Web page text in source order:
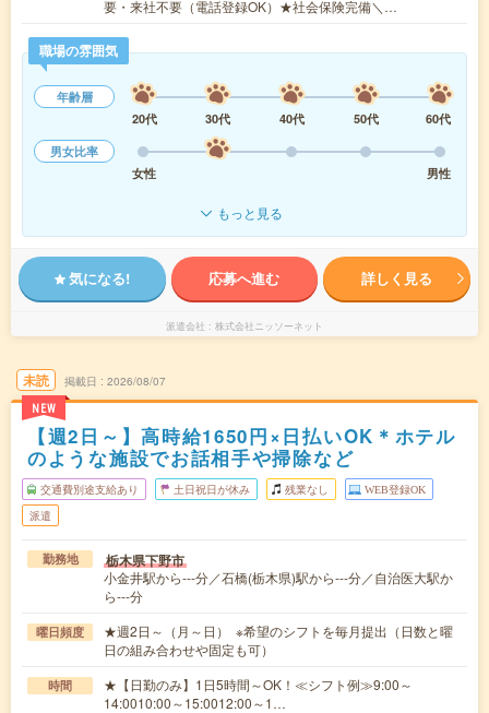
要・来社不要（電話登録OK）★社会保険完備＼…
職場の雰囲気
年齢層
20代
30代 40代 50代
60代
男女比率
女性
男性
もっと見る
気になる! 応募へ進む 詳しく見る
派遣会社 株式会社ニッソーネット
未読
NEW
掲載日 2026/08/07
【週2日～】高時給1650円×日払いOK＊ホテル
のような施設でお話相手や掃除など
交通費別途支給あり 土日祝日が休み 残業なし WEB登録OK
派遣
勤務地 栃木県下野市
小金井駅から---分／石橋(栃木県)駅から---分／自治医大駅か
ら---分
曜日頻度
★週2日～（月～日） ※希望のシフトを毎月提出（日数と曜
日の組み合わせや固定も可）
時間
★【日勤のみ】1日5時間～OK！≪シフト例≫9:00～
14:0010:00～15:0012:00～1…